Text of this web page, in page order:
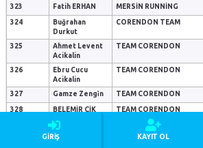
GIRIŞ KAYIT OL
323 Fatih ERHAN MERSİN RUNNİNG
324
Buğrahan
Durkut
CORENDON TEAM
325
Ahmet Levent
Acikalin
TEAM CORENDON
326
Ebru Cucu
Acikalin
TEAM CORENDON
327 Gamze Zengi̇n TEAM CORENDON
328 BELEMİR ÇİK TEAM CORENDON
Burak Zorlu TEAM CORENDON
Burak Tuncel